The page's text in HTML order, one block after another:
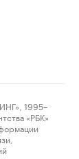
1995–
«РБК»